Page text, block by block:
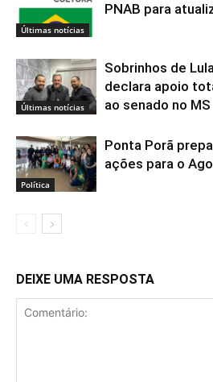
Últimas notícias
PNAB para
Últimas notícias
Sobrinhos de
declara apoio
ao senado no MS
Política
Ponta Porã
ações para o
DEIXE UMA RESPOSTA